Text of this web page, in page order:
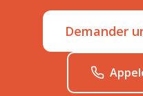
Demander